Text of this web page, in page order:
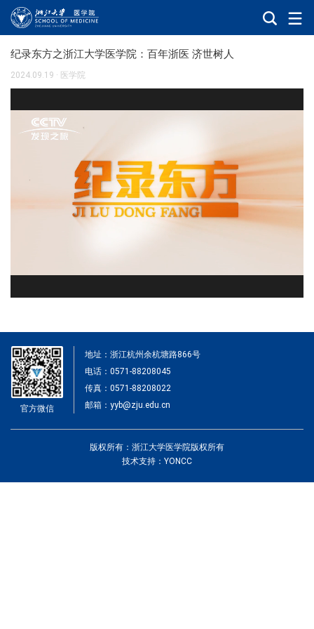
纪录东方之浙江大学医学院：百年浙医 济世树人
2024.09.19 · 医学院
官方微信
地址：浙江杭州余杭塘路866号
电话：0571-88208045
传真：0571-88208022
邮箱：yyb@zju.edu.cn
版权所有：浙江大学医学院版权所有
技术支持：YONCC